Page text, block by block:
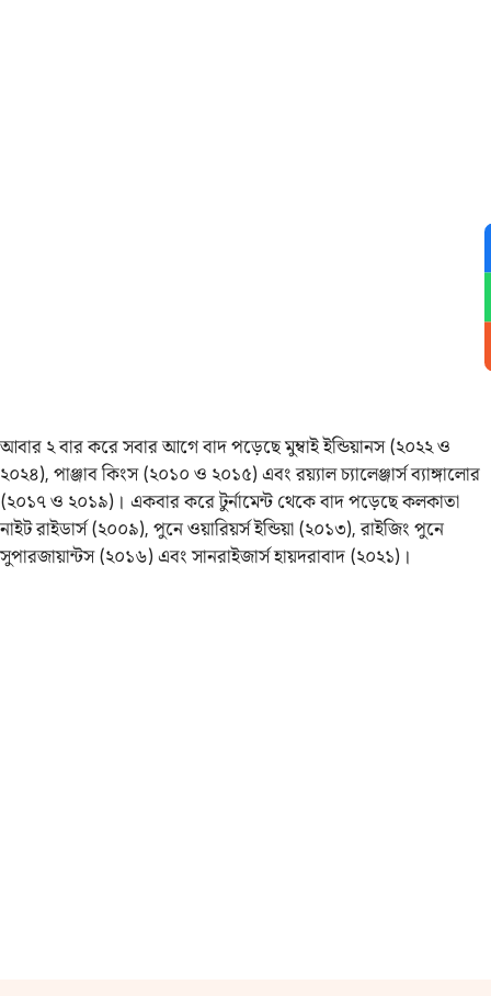
আবার ২ বার করে সবার আগে বাদ পড়েছে মুম্বাই ইন্ডিয়ানস (২০২২ ও
২০২৪), পাঞ্জাব কিংস (২০১০ ও ২০১৫) এবং রয়্যাল চ্যালেঞ্জার্স ব্যাঙ্গালোর
(২০১৭ ও ২০১৯)। একবার করে টুর্নামেন্ট থেকে বাদ পড়েছে কলকাতা
নাইট রাইডার্স (২০০৯), পুনে ওয়ারিয়র্স ইন্ডিয়া (২০১৩), রাইজিং পুনে
সুপারজায়ান্টস (২০১৬) এবং সানরাইজার্স হায়দরাবাদ (২০২১)।